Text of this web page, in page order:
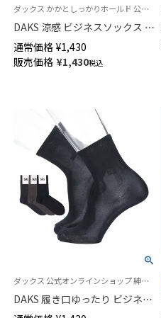
ダックス かかとしっかりホールド 公式オンラインショップ 紳士 靴下
DAKS 涼感 ビジネスソックス 小
寸 大寸 強撚糸 足底メッシュ 抗
菌防臭 ストライプ クルー丈 メ
ンズ 02502567
通常価格 ¥1,430
販売価格 ¥1,430税込
ダックス 公式オンラインショップ 紳士 靴下
DAKS 履き口ゆったり ビジネス
ソックス 平無地 かかとしっか